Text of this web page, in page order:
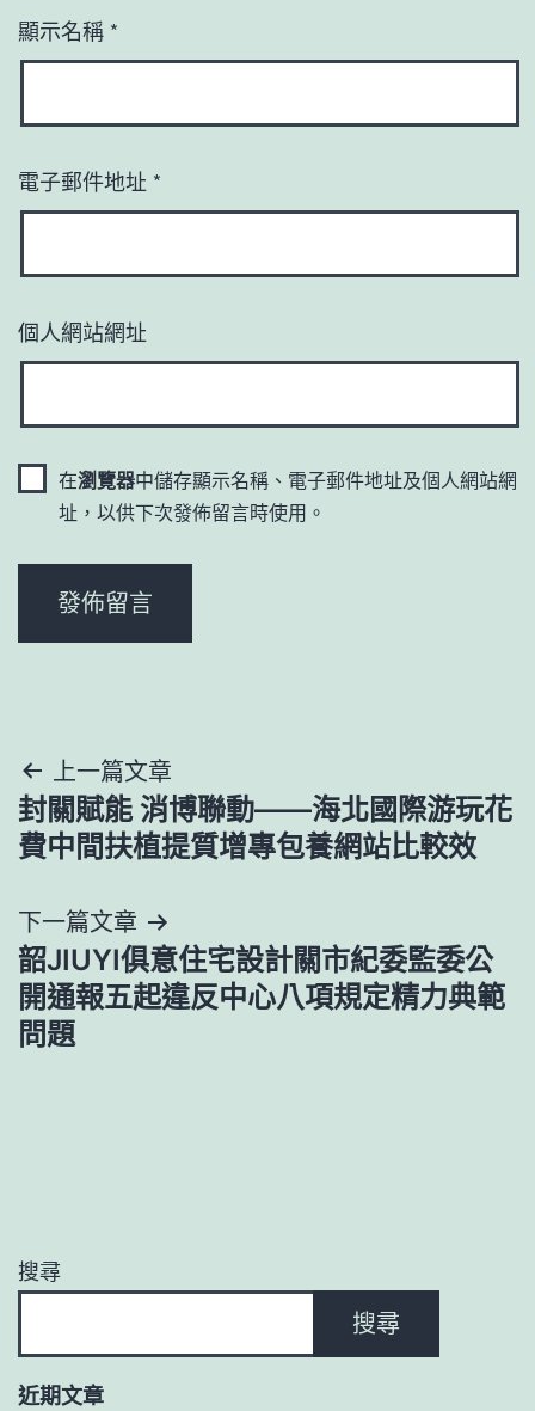
顯示名稱 *
電子郵件地址 *
個人網站網址
在瀏覽器中儲存顯示名稱、電子郵件地址及個人網站網
址，以供下次發佈留言時使用。
文
章
覽
上一篇文章
封關賦能 消博聯動——海北國際游玩花
費中間扶植提質增專包養網站比較效
下一篇文章
韶JIUYI俱意住宅設計關市紀委監委公
開通報五起違反中心八項規定精力典範
問題
搜尋
搜尋
近期文章